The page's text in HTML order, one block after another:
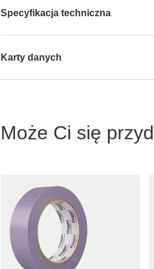
Specyfikacja techniczna
Karty danych
Może Ci się